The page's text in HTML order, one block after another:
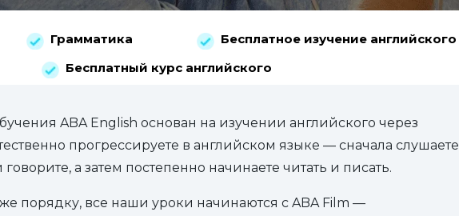
Грамматика
Бесплатное изучение английского
Бесплатный курс английского
ABA English основан на изучении английского через
прогрессируете в английском языке — сначала слушаете
а затем постепенно начинаете читать и писать.
порядку, все наши уроки начинаются с ABA Film —